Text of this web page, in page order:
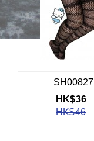
SH00827
HK$36
HK$46